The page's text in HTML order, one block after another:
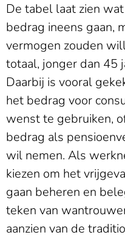
De tabel laat zien
bedrag ineens gaan,
vermogen zouden
totaal, jonger dan 45
Daarbij is vooral
het bedrag voor
wenst te gebruiken,
bedrag als
wil nemen. Als
kiezen om het
gaan beheren en
teken van
aanzien van de